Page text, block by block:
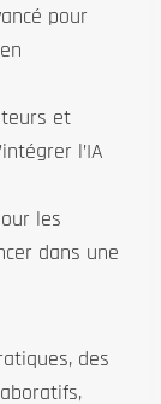
pour
et
l’IA
les
dans une
des